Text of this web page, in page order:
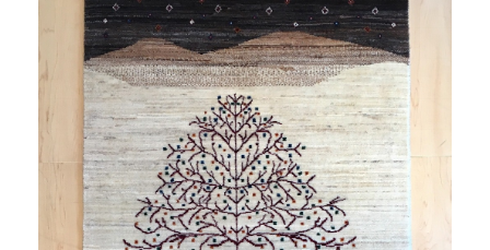
MOKUBA について
商品情報
直営店